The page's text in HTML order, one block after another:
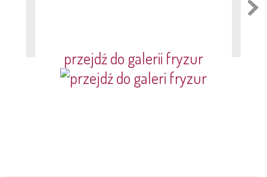
przejdź do galerii fryzur